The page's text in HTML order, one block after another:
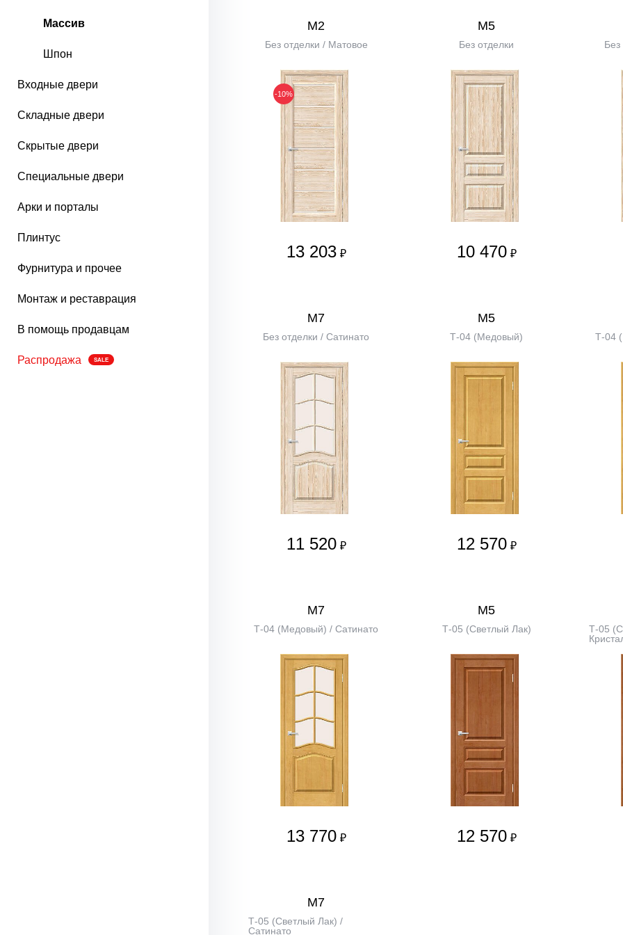
Массив
Шпон
Входные двери
Складные двери
Скрытые двери
Специальные двери
Арки и порталы
Плинтус
Фурнитура и прочее
Монтаж и реставрация
В помощь продавцам
Распродажа SALE
М2
Без отделки / Матовое
-10%
13 203 ₽
М5
Без отделки
10 470 ₽
Без
М7
Без отделки / Сатинато
11 520 ₽
М5
Т-04 (Медовый)
12 570 ₽
Т-04
М7
Т-04 (Медовый) / Сатинато
13 770 ₽
М5
Т-05 (Светлый Лак)
12 570 ₽
Т-05
М7
Т-05 (Светлый Лак) /
Сатинато